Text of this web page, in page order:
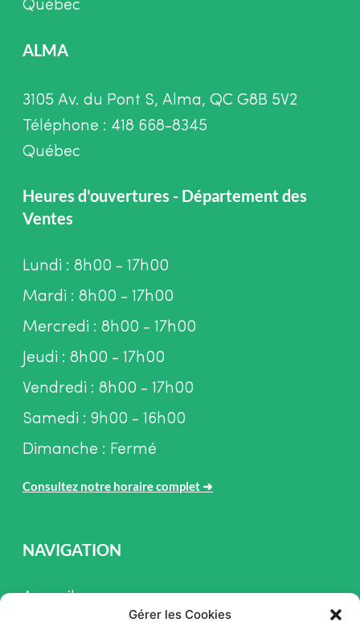
Gérer les Cookies
Québec
ALMA
3105 Av. du Pont S, Alma, QC G8B 5V2
Téléphone : 418 668-8345
Québec
Heures d'ouvertures - Département des
Ventes
Lundi : 8h00 - 17h00
Mardi : 8h00 - 17h00
Mercredi : 8h00 - 17h00
Jeudi : 8h00 - 17h00
Vendredi : 8h00 - 17h00
Samedi : 9h00 - 16h00
Dimanche : Fermé
Consultez notre horaire complet ➜
NAVIGATION
Accueil